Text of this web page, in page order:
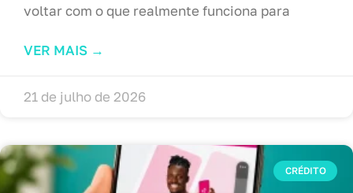
voltar com o que realmente funciona para
VER MAIS ‭→
21 de julho de 2026
CRÉDITO